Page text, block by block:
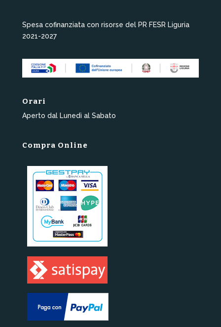
Spesa cofinanziata con risorse del PR FESR Liguria
2021-2027
Orari
Aperto dal Lunedì al Sabato
Compra Online